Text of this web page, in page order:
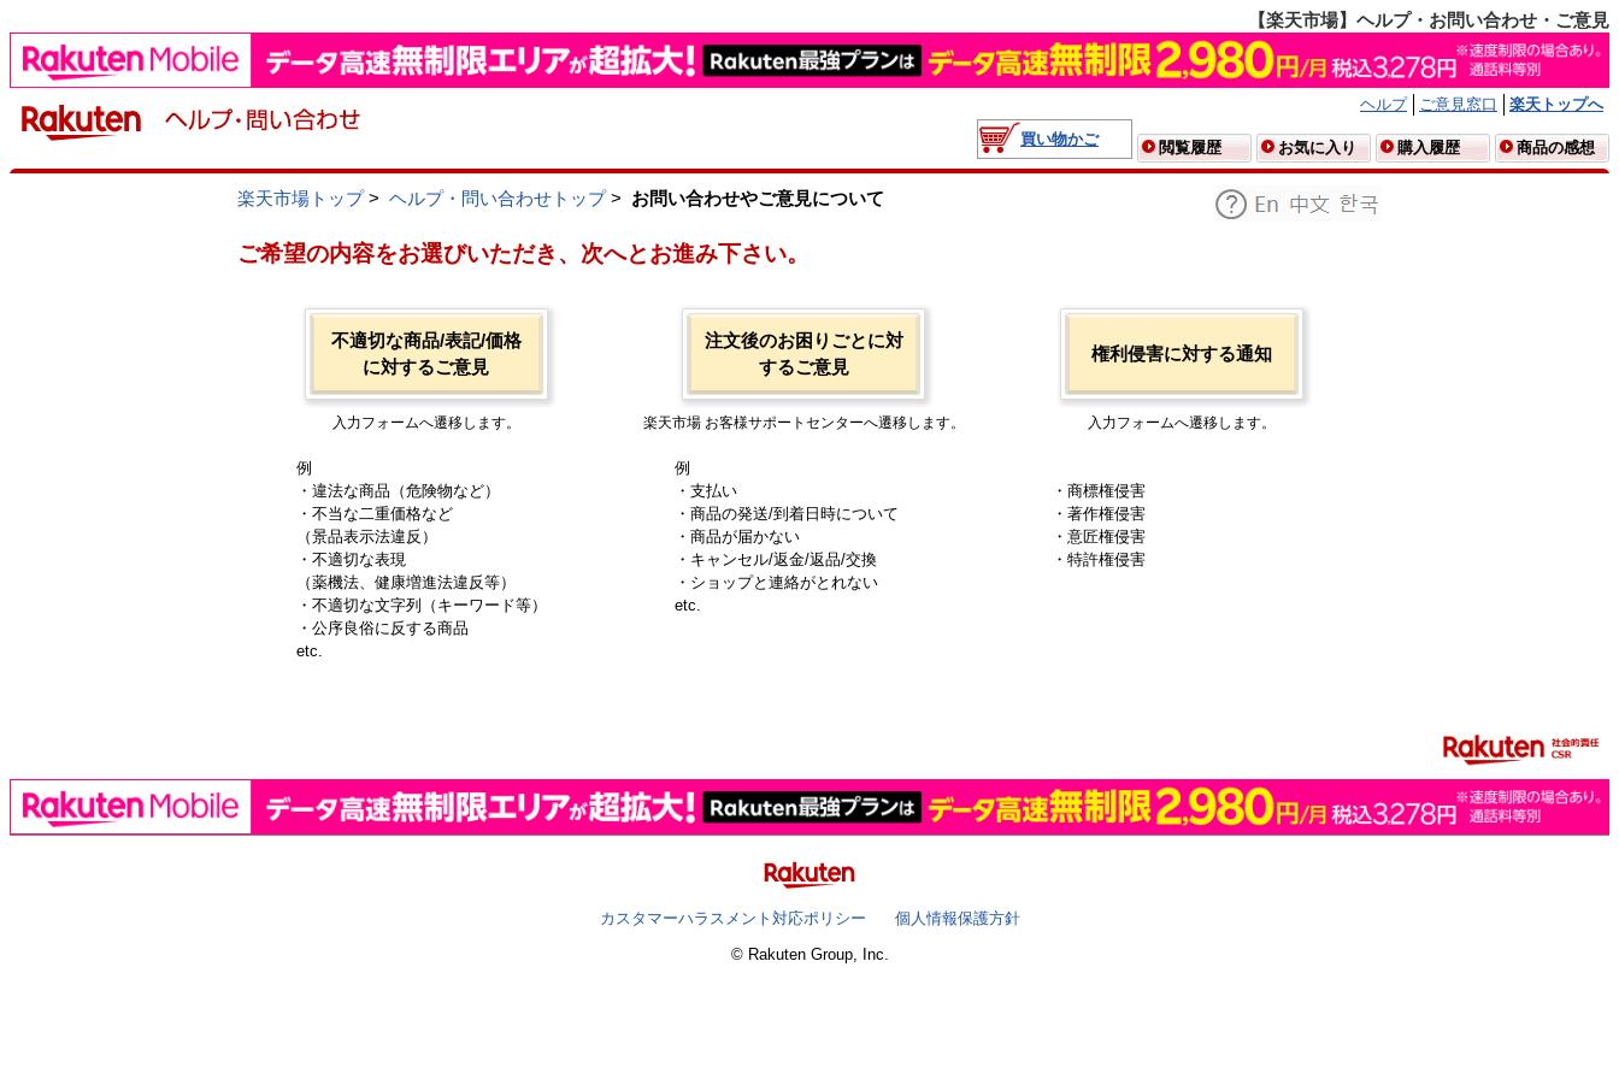
【楽天市場】ヘルプ・お問い合わせ・ご意見
ヘルプ ご意見窓口
楽天トップへ
買い物かご
閲覧履歴 お気に入り 購入履歴 商品の感想
楽天市場トップ> ヘルプ・問い合わせトップ> お問い合わせやご意見について
ご希望の内容をお選びいただき、次へとお進み下さい。
不適切な商品/表記/価格
に対するご意見
入力フォームへ遷移します。
例
・違法な商品（危険物など）
・不当な二重価格など
（景品表示法違反）
・不適切な表現
（薬機法、健康増進法違反等）
・不適切な文字列（キーワード等）
・公序良俗に反する商品
etc.
注文後のお困りごとに対
するご意見
楽天市場 お客様サポートセンターへ遷移します。
例
・支払い
・商品の発送/到着日時について
・商品が届かない
・キャンセル/返金/返品/交換
・ショップと連絡がとれない
etc.
権利侵害に対する通知
入力フォームへ遷移します。
・商標権侵害
・著作権侵害
・意匠権侵害
・特許権侵害
カスタマーハラスメント対応ポリシー
個人情報保護方針
© Rakuten Group, Inc.